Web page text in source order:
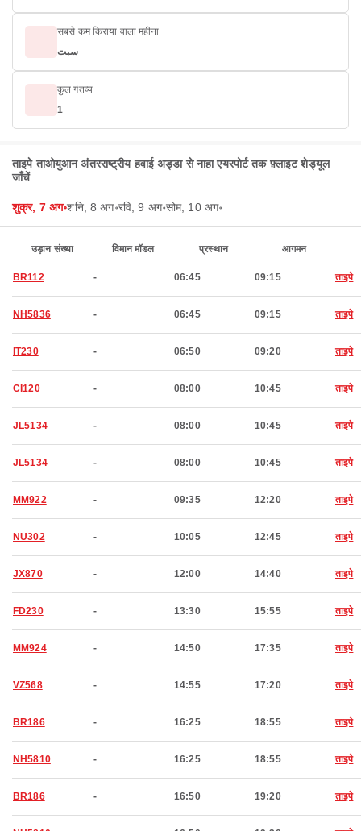
सबसे कम किराया वाला महीना
سبت
कुल गंतव्य
1
ताइपे ताओयुआन अंतरराष्ट्रीय हवाई अड्डा से नाहा एयरपोर्ट तक फ़्लाइट शेड्यूल
जाँचें
शुक्र, 7 अग॰शनि, 8 अग॰रवि, 9 अग॰सोम, 10 अग॰
उड़ान संख्या विमान मॉडल प्रस्थान आगमन
BR112 - 06:45 09:15 ताइपे
NH5836 - 06:45 09:15 ताइपे
IT230 - 06:50 09:20 ताइपे
CI120 - 08:00 10:45 ताइपे
JL5134 - 08:00 10:45 ताइपे
JL5134 - 08:00 10:45 ताइपे
MM922 - 09:35 12:20 ताइपे
NU302 - 10:05 12:45 ताइपे
JX870 - 12:00 14:40 ताइपे
FD230 - 13:30 15:55 ताइपे
MM924 - 14:50 17:35 ताइपे
VZ568 - 14:55 17:20 ताइपे
BR186 - 16:25 18:55 ताइपे
NH5810 - 16:25 18:55 ताइपे
BR186 - 16:50 19:20 ताइपे